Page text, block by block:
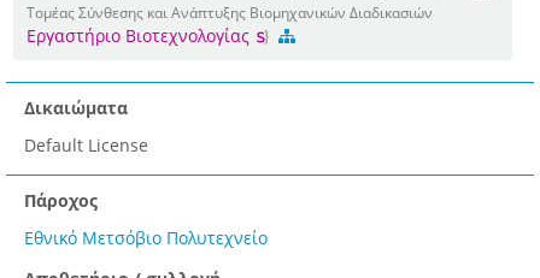
Τομέας Σύνθεσης και Ανάπτυξης Βιομηχανικών Διαδικασιών
Εργαστήριο Βιοτεχνολογίας
Δικαιώματα
Default License
Πάροχος
Εθνικό Μετσόβιο Πολυτεχνείο